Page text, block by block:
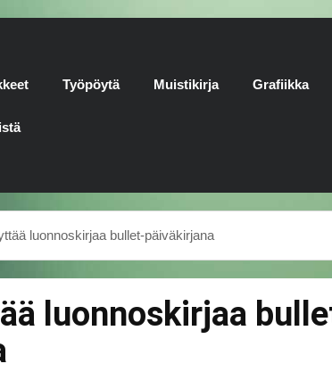
Työpöytä Muistikirja Grafiikka
luonnoskirjaa bullet-päiväkirjana
luonnoskirjaa